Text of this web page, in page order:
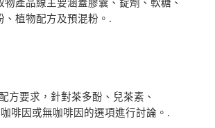
、植物配方及預混粉。.
方要求，針對茶多酚、兒茶素、
啡因或無咖啡因的選項進行討論。.